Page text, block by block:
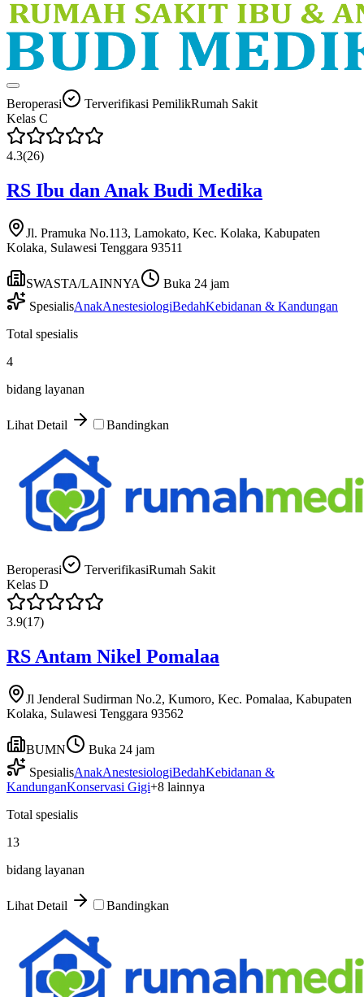
Beroperasi Terverifikasi PemilikRumah Sakit
Kelas C
4.3(26)
RS Ibu dan Anak Budi Medika
Jl. Pramuka No.113, Lamokato, Kec. Kolaka, Kabupaten
Kolaka, Sulawesi Tenggara 93511
SWASTA/LAINNYA
Buka 24 jam
SpesialisAnakAnestesiologiBedahKebidanan & Kandungan
Total spesialis
4
bidang layanan
Lihat Detail Bandingkan
Beroperasi TerverifikasiRumah Sakit
Kelas D
3.9(17)
RS Antam Nikel Pomalaa
Jl Jenderal Sudirman No.2, Kumoro, Kec. Pomalaa, Kabupaten
Kolaka, Sulawesi Tenggara 93562
BUMN
Buka 24 jam
SpesialisAnakAnestesiologiBedahKebidanan &
KandunganKonservasi Gigi+8 lainnya
Total spesialis
13
bidang layanan
Lihat Detail Bandingkan